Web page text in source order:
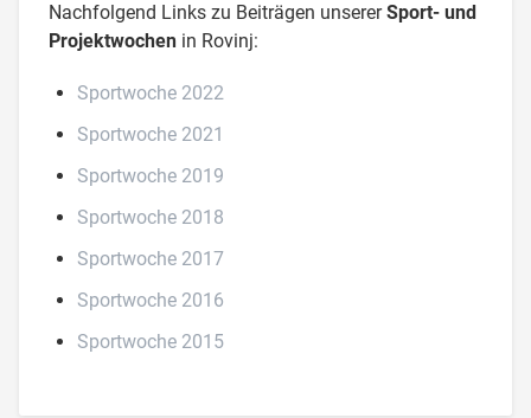
Nachfolgend Links zu Beiträgen unsererSport- und
Projektwochen in Rovinj:
Sportwoche 2022
Sportwoche 2021
Sportwoche 2019
Sportwoche 2018
Sportwoche 2017
Sportwoche 2016
Sportwoche 2015